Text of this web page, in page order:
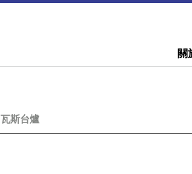
關
瓦斯台爐